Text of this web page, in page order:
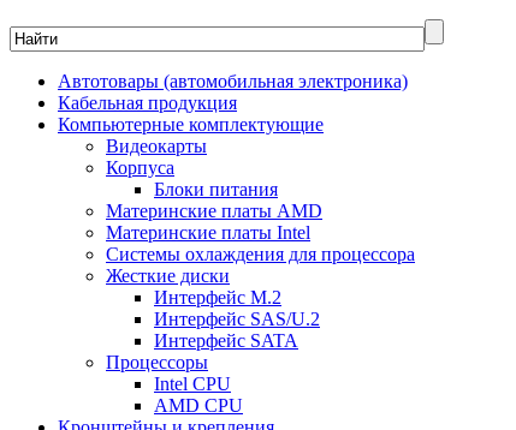
Автотовары (автомобильная электроника)
Кабельная продукция
Компьютерные комплектующие
Видеокарты
Корпуса
Блоки питания
Материнские платы AMD
Материнские платы Intel
Системы охлаждения для процессора
Жесткие диски
Интерфейс M.2
Интерфейс SAS/U.2
Интерфейс SATA
Процессоры
Intel CPU
AMD CPU